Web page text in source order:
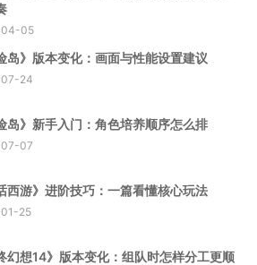
05
岛》版本变化：画面与性能设置建议
24
岛》新手入门：角色培养顺序怎么排
07
西游》进阶技巧：一篇看懂核心玩法
25
幻想14》版本变化：组队时怎样分工更顺